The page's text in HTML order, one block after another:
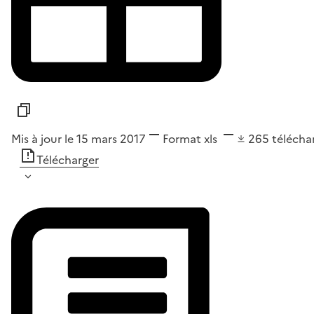
Mis à jour le 15 mars 2017 Format xls 265
Télécharger